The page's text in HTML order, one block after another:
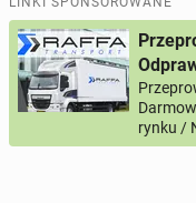
PROFILE
USŁUGI
rynku /